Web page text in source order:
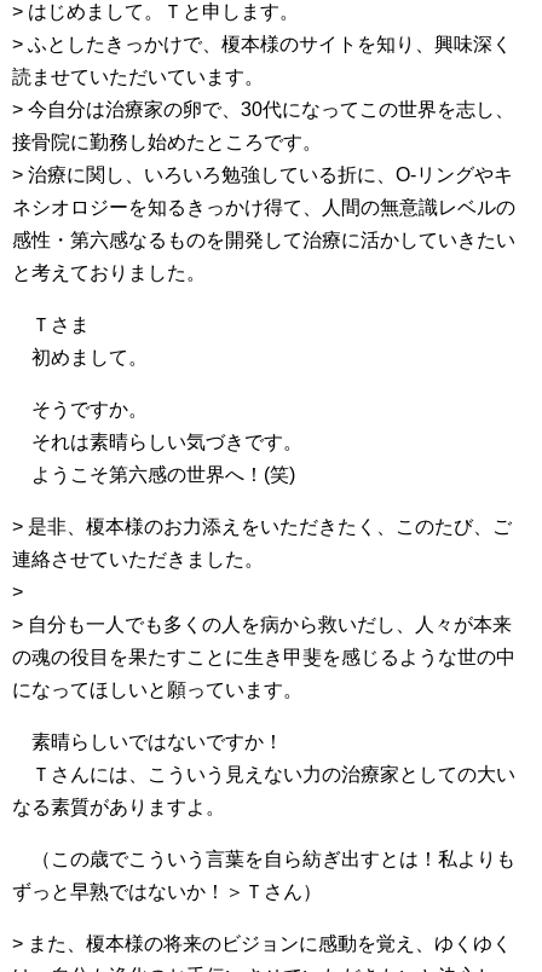
> はじめまして。Ｔと申します。
> ふとしたきっかけで、榎本様のサイトを知り、興味深く
読ませていただいています。
> 今自分は治療家の卵で、30代になってこの世界を志し、
接骨院に勤務し始めたところです。
> 治療に関し、いろいろ勉強している折に、O-リングやキ
ネシオロジーを知るきっかけ得て、人間の無意識レベルの
感性・第六感なるものを開発して治療に活かしていきたい
と考えておりました。
Ｔさま
初めまして。
そうですか。
それは素晴らしい気づきです。
ようこそ第六感の世界へ！(笑)
> 是非、榎本様のお力添えをいただきたく、このたび、ご
連絡させていただきました。
>
> 自分も一人でも多くの人を病から救いだし、人々が本来
の魂の役目を果たすことに生き甲斐を感じるような世の中
になってほしいと願っています。
素晴らしいではないですか！
Ｔさんには、こういう見えない力の治療家としての大い
なる素質がありますよ。
（この歳でこういう言葉を自ら紡ぎ出すとは！私よりも
ずっと早熟ではないか！＞Ｔさん）
> また、榎本様の将来のビジョンに感動を覚え、ゆくゆく